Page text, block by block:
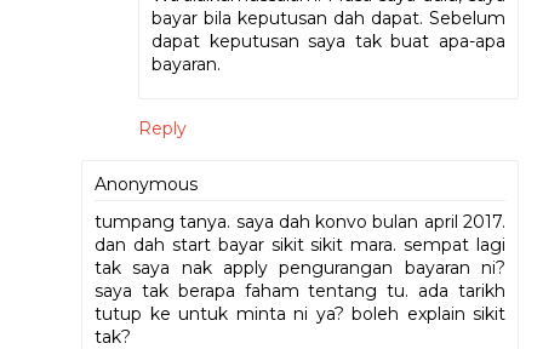
bayar bila keputusan dah dapat. Sebelum
dapat keputusan saya tak buat apa-apa
bayaran.
Reply
Anonymous
tumpang tanya. saya dah konvo bulan april 2017.
dan dah start bayar sikit sikit mara. sempat lagi
tak saya nak apply pengurangan bayaran ni?
saya tak berapa faham tentang tu. ada tarikh
tutup ke untuk minta ni ya? boleh explain sikit
tak?